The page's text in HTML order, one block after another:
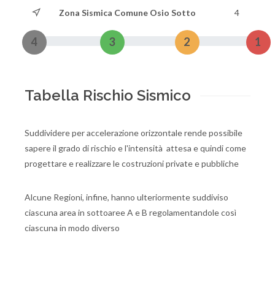
Zona Sismica Comune Osio Sotto 4
4 3 2 1
Tabella Rischio Sismico
Suddividere per accelerazione orizzontale rende possibile
sapere il grado di rischio e l'intensità attesa e quindi come
progettare e realizzare le costruzioni private e pubbliche
Alcune Regioni, infine, hanno ulteriormente suddiviso
ciascuna area in sottoaree A e B regolamentandole così
ciascuna in modo diverso